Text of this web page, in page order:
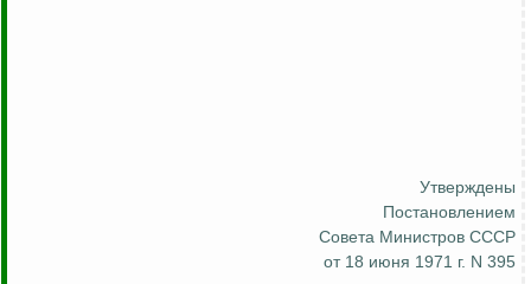
Утверждены
Постановлением
Совета Министров СССР
от 18 июня 1971 г. N 395